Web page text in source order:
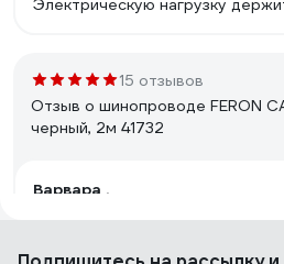
15 отзывов
Отзыв о шинопроводе FERON
черный, 2м 41732
Варвара .
Цена